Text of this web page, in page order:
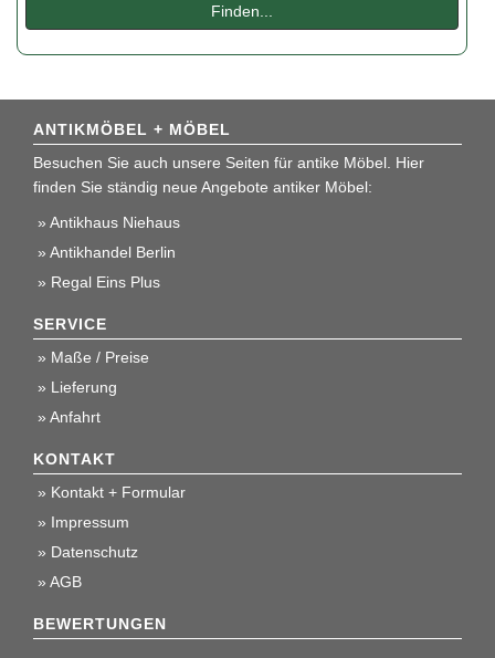
Finden...
ANTIKMÖBEL + MÖBEL
Besuchen Sie auch unsere Seiten für antike Möbel. Hier
finden Sie ständig neue Angebote antiker Möbel:
Antikhaus Niehaus
Antikhandel Berlin
Regal Eins Plus
SERVICE
Maße / Preise
Lieferung
Anfahrt
KONTAKT
Kontakt + Formular
Impressum
Datenschutz
AGB
BEWERTUNGEN